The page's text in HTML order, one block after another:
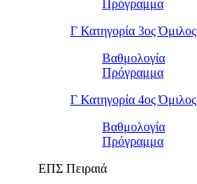
Πρόγραμμα
Γ Κατηγορία 3ος Όμιλος
Βαθμολογία
Πρόγραμμα
Γ Κατηγορία 4ος Όμιλος
Βαθμολογία
Πρόγραμμα
ΕΠΣ Πειραιά